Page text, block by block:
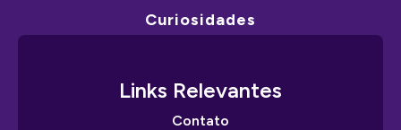
Curiosidades
Links Relevantes
Contato